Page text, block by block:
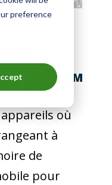
preference
où
à
de
pour